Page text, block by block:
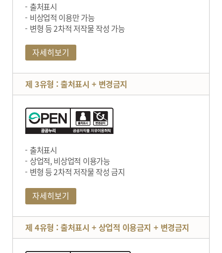
출처표시
비상업적 이용만 가능
변형 등 2차적 저작물 작성 가능
자세히보기
제 3유형 : 출처표시 + 변경금지
출처표시
상업적, 비상업적 이용가능
변형 등 2차적 저작물 작성 금지
자세히보기
제 4유형 : 출처표시 + 상업적 이용금지 + 변경금지